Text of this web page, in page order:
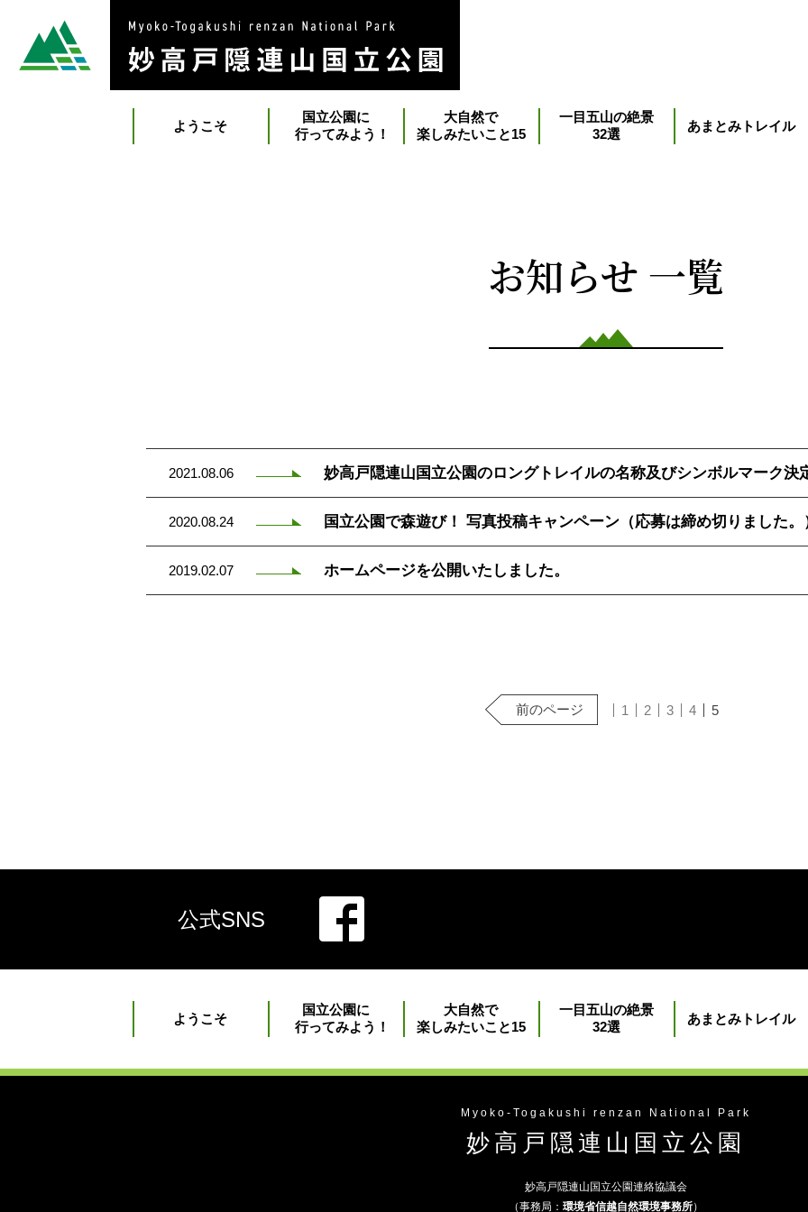
ようこそ
国立公園に
行ってみよう！
大自然で
楽しみたいこと15
一目五山の絶景
32選
あまとみトレイル
お知らせ 一覧
2021.08.06 妙高戸隠連山国立公園のロングトレイルの名称及びシンボルマーク決
2020.08.24 国立公園で森遊び！ 写真投稿キャンペーン（応募は締め切りました。
2019.02.07 ホームページを公開いたしました。
前のページ 1 2 3 4 5
公式SNS
ようこそ
国立公園に
行ってみよう！
大自然で
楽しみたいこと15
一目五山の絶景
32選
あまとみトレイル
Myoko-Togakushi renzan National Park
妙高戸隠連山国立公園
妙高戸隠連山国立公園連絡協議会
（事務局： 環境省信越自然環境事務所）